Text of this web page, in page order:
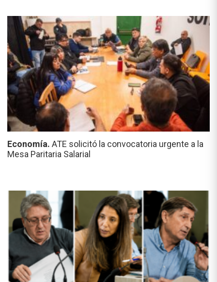
Economía. ATE solicitó la convocatoria urgente a la
Mesa Paritaria Salarial